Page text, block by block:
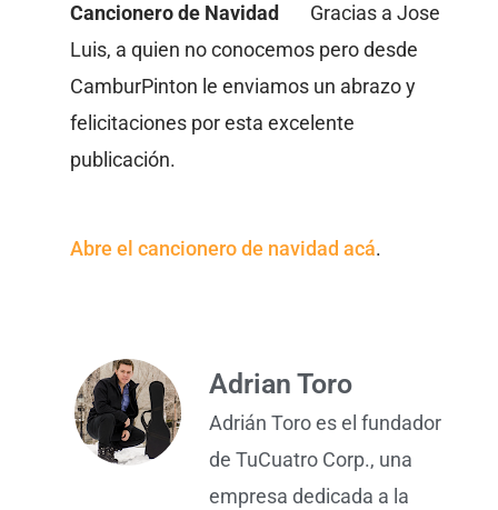
Cancionero de Navidad
Gracias a Jose
Luis, a quien no conocemos pero desde
CamburPinton le enviamos un abrazo y
felicitaciones por esta excelente
publicación.
Abre el cancionero de navidad acá.
Adrian Toro
Adrián Toro es el fundador
de TuCuatro Corp., una
empresa dedicada a la